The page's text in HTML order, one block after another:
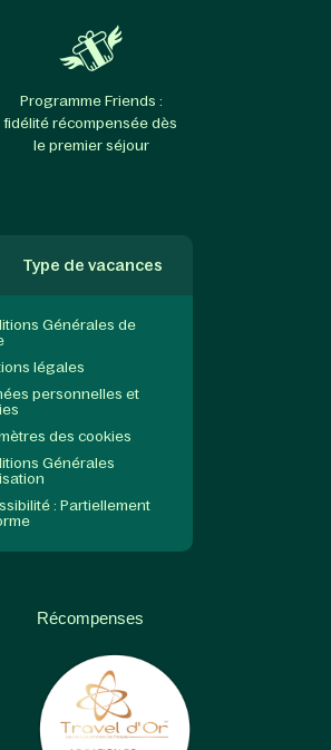
Programme Friends :
fidélité récompensée dès
le premier séjour
Type de vacances
Générales de
légales
personnelles et
des cookies
Générales
: Partiellement
Récompenses